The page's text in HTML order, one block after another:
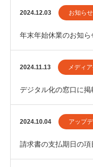
2024.12.03 お知らせ
年末年始休業のお知ら
2024.11.13 メディ
デジタル化の窓口に掲
2024.10.04 アップ
請求書の支払期日の項